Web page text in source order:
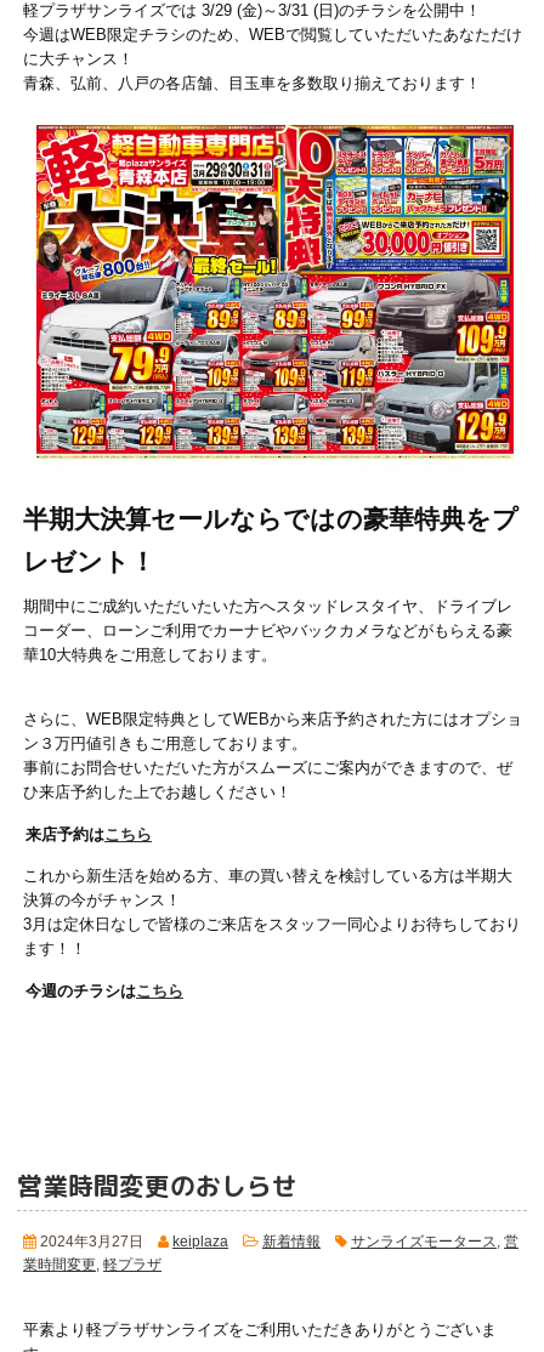
軽プラザサンライズでは 3/29 (金)～3/31 (日)のチラシを公開中！
今週はWEB限定チラシのため、WEBで閲覧していただいたあなただけ
に大チャンス！
青森、弘前、八戸の各店舗、目玉車を多数取り揃えております！
半期大決算セールならではの豪華特典をプ
レゼント！
期間中にご成約いただいたいた方へスタッドレスタイヤ、ドライブレ
コーダー、ローンご利用でカーナビやバックカメラなどがもらえる豪
華10大特典をご用意しております。
さらに、WEB限定特典としてWEBから来店予約された方にはオプショ
ン３万円値引きもご用意しております。
事前にお問合せいただいた方がスムーズにご案内ができますので、ぜ
ひ来店予約した上でお越しください！
来店予約はこちら
これから新生活を始める方、車の買い替えを検討している方は半期大
決算の今がチャンス！
3月は定休日なしで皆様のご来店をスタッフ一同心よりお待ちしており
ます！！
今週のチラシはこちら
営業時間変更のおしらせ
2024年3月27日 keiplaza 新着情報 サンライズモータース
営
業時間変更 軽プラザ
平素より軽プラザサンライズをご利用いただきありがとうございま